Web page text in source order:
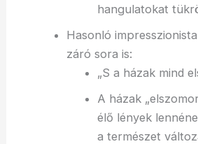
hangulatokat
Hasonló
záró sora is:
„S a házak mind
A házak
élő lények
a természet